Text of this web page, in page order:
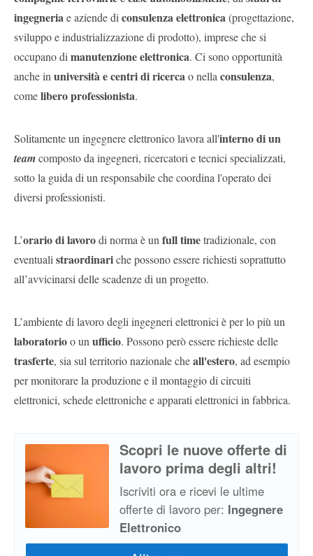
ingegneriae aziende di consulenza elettronica(progettazione,
sviluppo e industrializzazione di prodotto), imprese che si
occupano di manutenzione elettronica. Ci sono opportunità
anche in università e centri di ricercao nella consulenza,
comelibero professionista.
Solitamente un ingegnere elettronico lavora all'interno di un
teamcomposto da ingegneri, ricercatori e tecnici specializzati,
sotto la guida di un responsabile che coordina l'operato dei
diversi professionisti.
L’orario di lavorodi norma è un full timetradizionale, con
eventuali straordinariche possono essere richiesti soprattutto
all’avvicinarsi delle scadenze di un progetto.
L’ambiente di lavoro degli ingegneri elettronici è per lo più un
laboratorioo un ufficio. Possono però essere richieste delle
trasferte, sia sul territorio nazionale cheall'estero, ad esempio
per monitorare la produzione e il montaggio di circuiti
elettronici, schede elettroniche e apparati elettronici in fabbrica.
Scopri le nuove offerte di
lavoro prima degli altri!
Iscriviti ora e ricevi le ultime
offerte di lavoro per: Ingegnere
Elettronico